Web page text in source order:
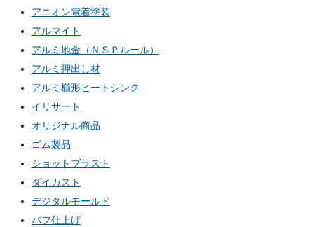
アニオン電着塗装
アルマイト
アルミ地金（ＮＳＰルール）
アルミ押出し材
アルミ櫛形ヒートシンク
イリサート
オリジナル商品
ゴム製品
ショットブラスト
ダイカスト
デジタルモールド
バフ仕上げ